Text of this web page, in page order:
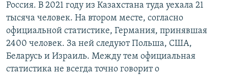
Россия. В 2021 году из Казахстана туда уехала 21
тысяча человек. На втором месте, согласно
официальной статистике, Германия, принявшая
2400 человек. За ней следуют Польша, США,
Беларусь и Израиль. Между тем официальная
статистика не всегда точно говорит о